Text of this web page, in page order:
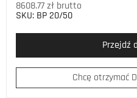
8608.77 zł brutto
SKU: BP 20/50
Przejdź
Chcę otrzymać